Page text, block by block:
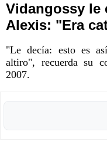
Vidangossy le
Alexis: "Era
"Le decía: esto es
altiro", recuerda su
2007.